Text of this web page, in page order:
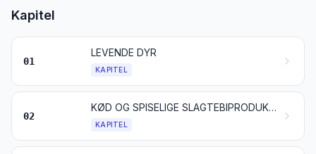
Kapitel
01
LEVENDE DYR
KAPITEL
02
KØD OG SPISELIGE SLAGTEBIPRODUKTER
KAPITEL